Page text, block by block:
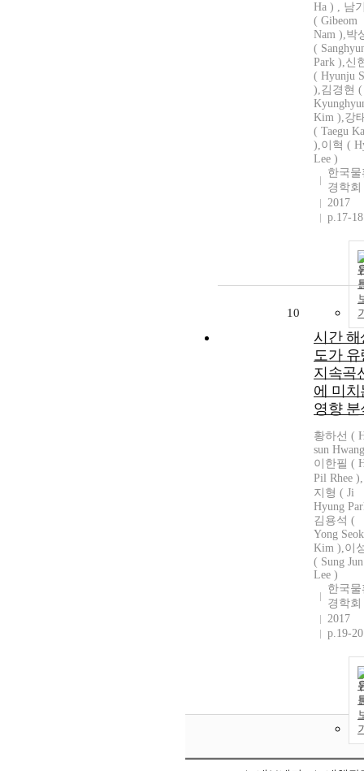
Ha ) , 남
( Gibeom
Nam ),박
(
Park ),신
( Hyunju
),김경현 (
Kim ),강
( Taegu
),이혁 (
Lee )
한국물
경학회
2017
p.17-18
10
시간 해
도가 유
지속곡
에 미치
영향 분
황하선 (
sun
이한필 (
Pil Rhee
지형 ( Ji
Hyung
김용석 (
Yong Seok
Kim ),이
( Sung Jun
Lee )
한국물
경학회
2017
p.19-20